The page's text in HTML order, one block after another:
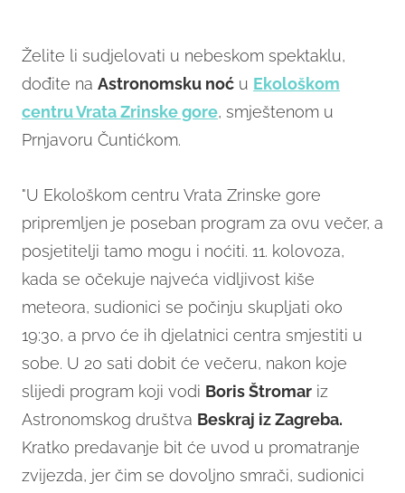
Želite li sudjelovati u nebeskom spektaklu,
dođite na Astronomsku noć u Ekološkom
centru Vrata Zrinske gore, smještenom u
Prnjavoru Čuntićkom.
"U Ekološkom centru Vrata Zrinske gore
pripremljen je poseban program za ovu večer, a
posjetitelji tamo mogu i noćiti. 11. kolovoza,
kada se očekuje najveća vidljivost kiše
meteora, sudionici se počinju skupljati oko
19:30, a prvo će ih djelatnici centra smjestiti u
sobe. U 20 sati dobit će večeru, nakon koje
slijedi program koji vodi Boris Štromar iz
Astronomskog društva Beskraj iz Zagreba.
Kratko predavanje bit će uvod u promatranje
zvijezda, jer čim se dovoljno smrači, sudionici